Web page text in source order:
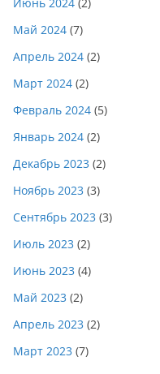
Май 2024 (7)
Апрель 2024 (2)
Март 2024 (2)
Февраль 2024 (5)
Январь 2024 (2)
Декабрь 2023 (2)
Ноябрь 2023 (3)
Сентябрь 2023 (3)
Июль 2023 (2)
Июнь 2023 (4)
Май 2023 (2)
Апрель 2023 (2)
Март 2023 (7)